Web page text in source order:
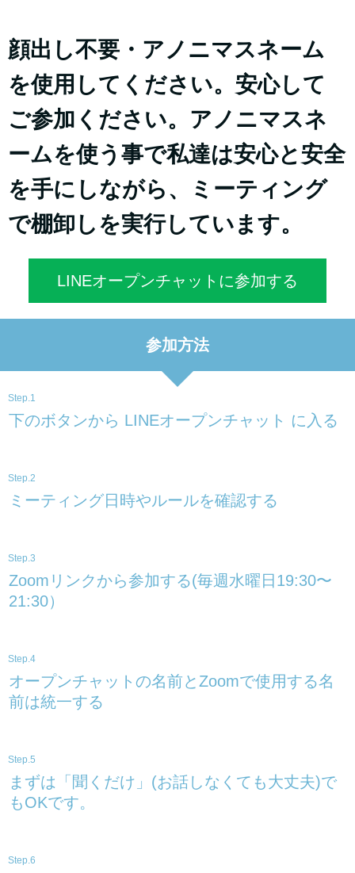
顔出し不要・アノニマスネーム
を使用してください。安心して
ご参加ください。アノニマスネ
ームを使う事で私達は安心と安全
を手にしながら、ミーティング
で棚卸しを実行しています。
LINEオープンチャットに参加する
参加方法
Step.1
下のボタンから LINEオープンチャット に入る
Step.2
ミーティング日時やルールを確認する
Step.3
Zoomリンクから参加する(毎週水曜日19:30〜
21:30）
Step.4
オープンチャットの名前とZoomで使用する名
前は統一する
Step.5
まずは「聞くだけ」(お話しなくても大丈夫)で
もOKです。
Step.6